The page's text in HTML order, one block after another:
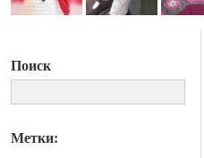
Поиск
Метки: